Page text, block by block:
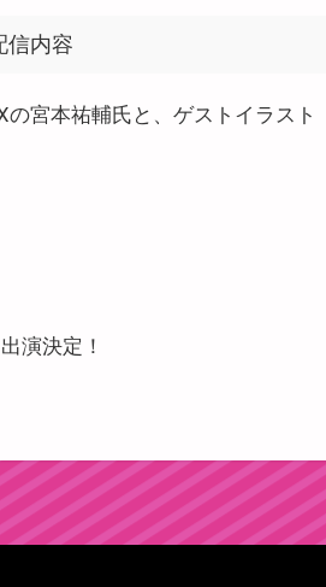
信内容
の宮本祐輔氏と、ゲストイラスト
演決定！